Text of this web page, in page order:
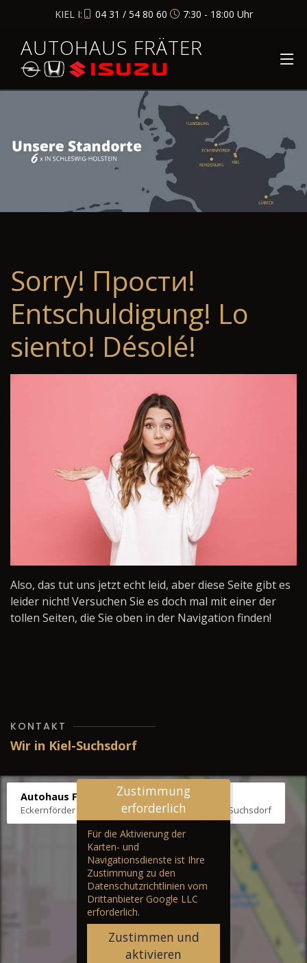
KIEL I: 04 31 / 54 80 60 7:30 - 18:00 Uhr
AUTOHAUS FRÄTER
Sorry! Прости!
Entschuldigung! Lo
siento! Désolé!
Also, das tut uns jetzt echt leid, aber diese Seite gibt es
leider nicht! Versuchen Sie es doch mal mit einer der
tollen Seiten, die Sie oben in der Navigation finden!
KONTAKT
Wir in Kiel-Suchsdorf
Autohaus Fräter
Eckernförder Str. /Klausbrooker Weg 1, 24107 Kiel-Suchsdorf
Zustimmung
erforderlich
Für die Aktivierung der
Karten- und
Navigationsdienste ist Ihre
Zustimmung zu den
Datenschutzrichtlinien vom
Drittanbieter Google LLC
erforderlich.
Zustimmen und
aktivieren